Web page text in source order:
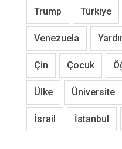
Trump Türkiye
Venezuela
Çin Çocuk
Ülke Üniversite
İsrail İstanbul